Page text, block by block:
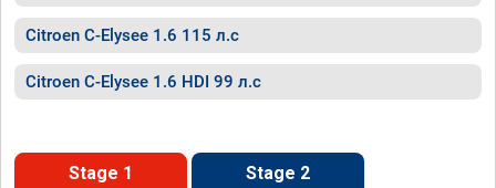
Citroen C-Elysee 1.6 115 л.с
Citroen C-Elysee 1.6 HDI 99 л.с
Stage 1 Stage 2